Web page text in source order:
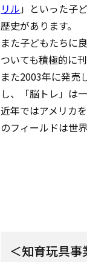
リル」といった子
歴史があります。
また子どもたちに
ついても積極的に
また2003年に発売
し、「脳トレ」は
近年ではアメリカ
のフィールドは世
＜知育玩具事